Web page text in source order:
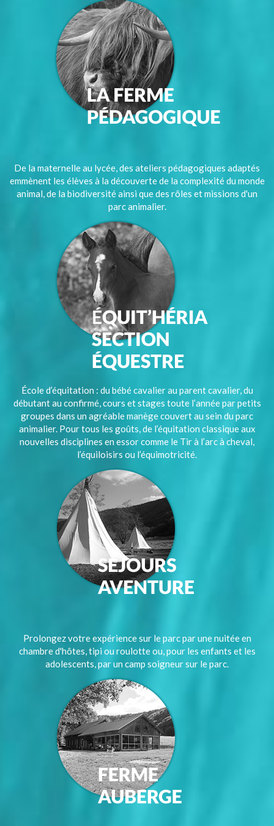
De la maternelle au lycée, des ateliers pédagogiques adaptés
emmènent les élèves à la découverte de la complexité du monde
animal, de la biodiversité ainsi que des rôles et missions d'un
parc animalier.
École d’équitation : du bébé cavalier au parent cavalier, du
débutant au confirmé, cours et stages toute l’année par petits
groupes dans un agréable manège couvert au sein du parc
animalier. Pour tous les goûts, de l’équitation classique aux
nouvelles disciplines en essor comme le Tir à l’arc à cheval,
l’équiloisirs ou l’équimotricité.
Prolongez votre expérience sur le parc par une nuitée en
chambre d'hôtes, tipi ou roulotte ou, pour les enfants et les
adolescents, par un camp soigneur sur le parc.